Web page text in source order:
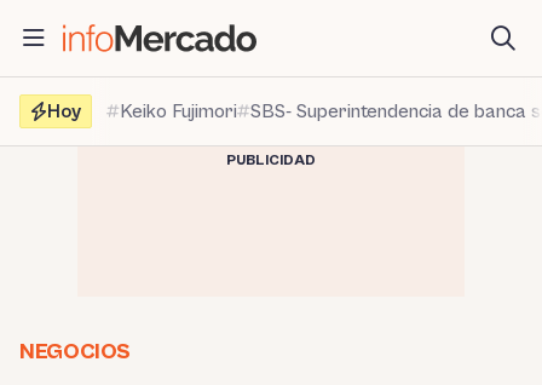
contenido
Hoy
Keiko Fujimori SBS- Superintendencia de banca
PUBLICIDAD
NEGOCIOS